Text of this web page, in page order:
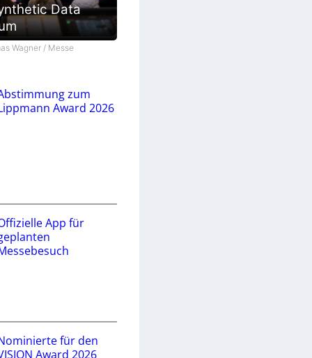
Data
Wagner / Messe
zum
Award 2026
App für
für den
Award 2026